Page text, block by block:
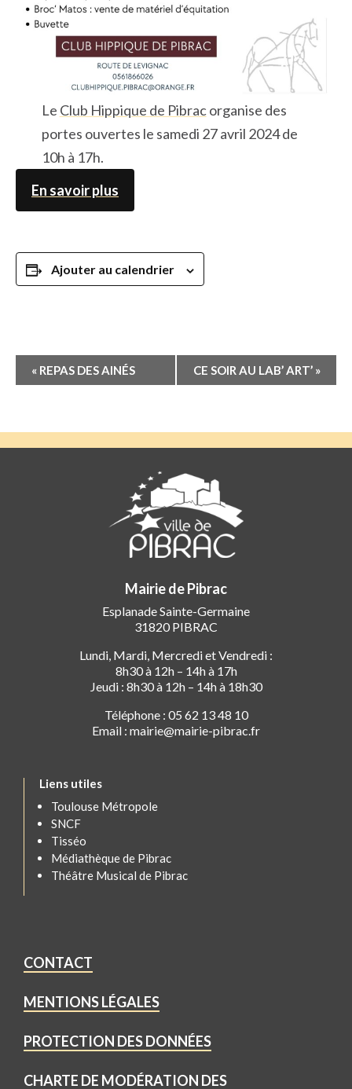
Le Club Hippique de Pibracorganise des
portes ouvertes le samedi 27 avril 2024 de
10h à 17h.
En savoir plus
Ajouter au calendrier
Navigation
Évènement
« REPAS DES AINÉS CE SOIR AU LAB’ ART’ »
Mairie de Pibrac
Esplanade Sainte-Germaine
31820 PIBRAC
Lundi, Mardi, Mercredi et Vendredi :
8h30 à 12h – 14h à 17h
Jeudi : 8h30 à 12h – 14h à 18h30
Téléphone : 05 62 13 48 10
Email : mairie@mairie-pibrac.fr
Liens utiles
Toulouse Métropole
SNCF
Tisséo
Médiathèque de Pibrac
Théâtre Musical de Pibrac
CONTACT
MENTIONS LÉGALES
PROTECTION DES DONNÉES
CHARTE DE MODÉRATION DES